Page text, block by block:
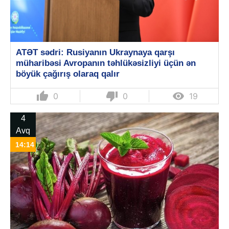
ATƏT sədri: Rusiyanın Ukraynaya qarşı
müharibəsi Avropanın təhlükəsizliyi üçün ən
böyük çağırış olaraq qalır
thumb_up 0 thumb_down 0  19
4
Avq
14:14